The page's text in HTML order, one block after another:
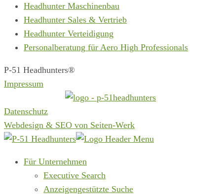
Headhunter Maschinenbau
Headhunter Sales & Vertrieb
Headhunter Verteidigung
Personalberatung für Aero High Professionals
P-51 Headhunters®
Impressum
Datenschutz
Webdesign & SEO von Seiten-Werk
Für Unternehmen
Executive Search
Anzeigengestützte Suche